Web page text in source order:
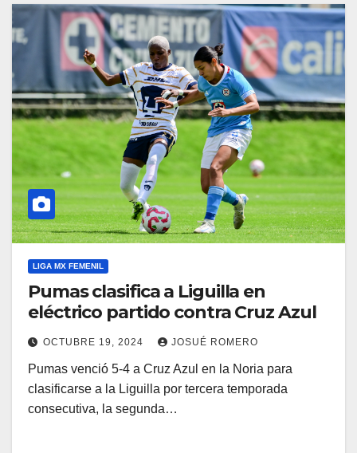
LIGA MX FEMENIL
Pumas clasifica a Liguilla en
eléctrico partido contra Cruz Azul
OCTUBRE 19, 2024 JOSUÉ ROMERO
Pumas venció 5-4 a Cruz Azul en la Noria para
clasificarse a la Liguilla por tercera temporada
consecutiva, la segunda…